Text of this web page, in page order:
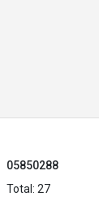
05850288
Total: 27